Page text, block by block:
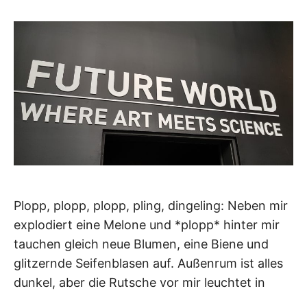
Plopp, plopp, plopp, pling, dingeling: Neben mir
explodiert eine Melone und *plopp* hinter mir
tauchen gleich neue Blumen, eine Biene und
glitzernde Seifenblasen auf. Außenrum ist alles
dunkel, aber die Rutsche vor mir leuchtet in